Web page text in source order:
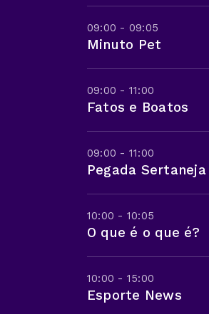
09:00 - 09:05
Minuto Pet
09:00 - 11:00
Fatos e Boatos
09:00 - 11:00
Pegada Sertaneja
10:00 - 10:05
O que é o que é?
10:00 - 15:00
Esporte News